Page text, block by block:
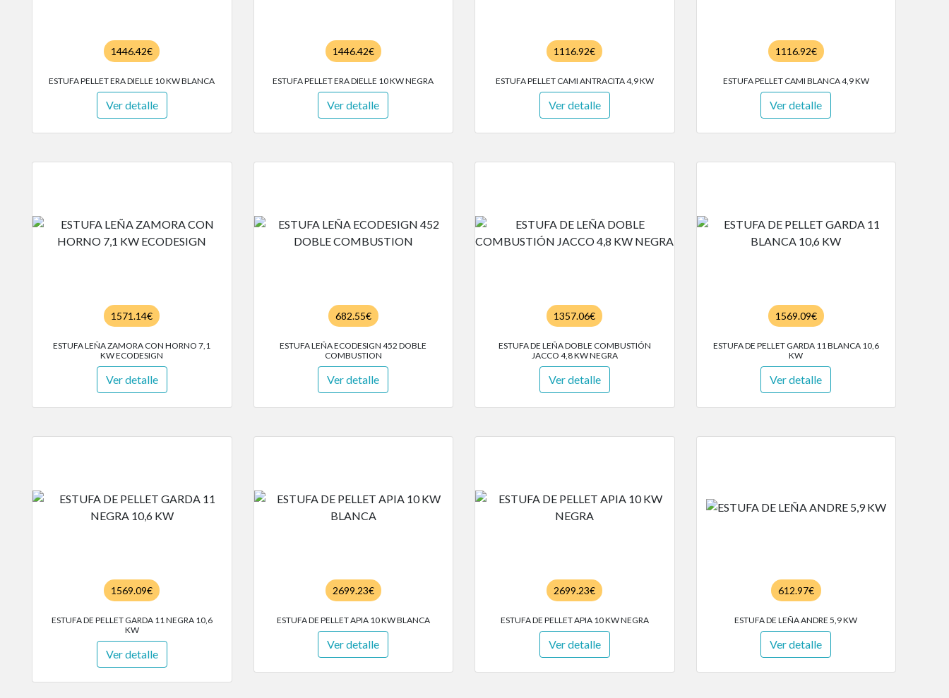
1446.42€
ESTUFA PELLET ERA DIELLE 10 KW BLANCA
Ver detalle
1446.42€
ESTUFA PELLET ERA DIELLE 10 KW NEGRA
Ver detalle
1116.92€
ESTUFA PELLET CAMI ANTRACITA 4,9 KW
Ver detalle
1116.92€
ESTUFA PELLET CAMI BLANCA 4,9 KW
Ver detalle
1571.14€
ESTUFA LEÑA ZAMORA CON HORNO 7,1
KW ECODESIGN
Ver detalle
682.55€
ESTUFA LEÑA ECODESIGN 452 DOBLE
COMBUSTION
Ver detalle
1357.06€
ESTUFA DE LEÑA DOBLE COMBUSTIÓN
JACCO 4,8 KW NEGRA
Ver detalle
1569.09€
ESTUFA DE PELLET GARDA 11 BLANCA 10,6
KW
Ver detalle
1569.09€
ESTUFA DE PELLET GARDA 11 NEGRA 10,6
KW
Ver detalle
2699.23€
ESTUFA DE PELLET APIA 10 KW BLANCA
Ver detalle
2699.23€
ESTUFA DE PELLET APIA 10 KW NEGRA
Ver detalle
612.97€
ESTUFA DE LEÑA ANDRE 5,9 KW
Ver detalle